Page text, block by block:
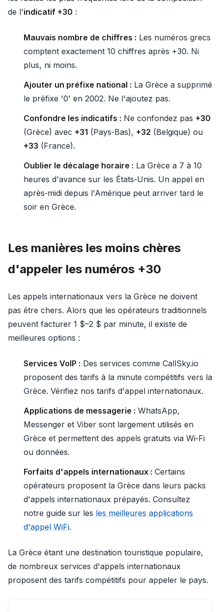
de l'indicatif +30 :
Mauvais nombre de chiffres : Les numéros grecs
comptent exactement 10 chiffres après +30. Ni
plus, ni moins.
Ajouter un préfixe national : La Grèce a supprimé
le préfixe '0' en 2002. Ne l'ajoutez pas.
Confondre les indicatifs : Ne confondez pas +30
(Grèce) avec +31 (Pays‑Bas), +32 (Belgique) ou
+33 (France).
Oublier le décalage horaire : La Grèce a 7 à 10
heures d'avance sur les États‑Unis. Un appel en
après‑midi depuis l'Amérique peut arriver tard le
soir en Grèce.
Les manières les moins chères
d'appeler les numéros +30
Les appels internationaux vers la Grèce ne doivent
pas être chers. Alors que les opérateurs traditionnels
peuvent facturer 1 $–2 $ par minute, il existe de
meilleures options :
Services VoIP : Des services comme CallSky.io
proposent des tarifs à la minute compétitifs vers la
Grèce. Vérifiez nos tarifs d'appel internationaux.
Applications de messagerie : WhatsApp,
Messenger et Viber sont largement utilisés en
Grèce et permettent des appels gratuits via Wi‑Fi
ou données.
Forfaits d'appels internationaux : Certains
opérateurs proposent la Grèce dans leurs packs
d'appels internationaux prépayés. Consultez
notre guide sur les les meilleures applications
d'appel WiFi.
La Grèce étant une destination touristique populaire,
de nombreux services d'appels internationaux
proposent des tarifs compétitifs pour appeler le pays.